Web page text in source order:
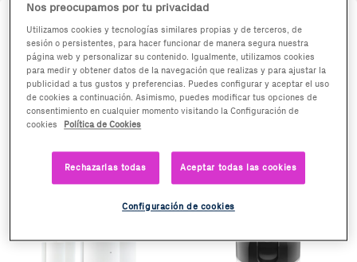
Altavoces inteligentes
Iluminación
Conectada
Nos preocupamos por tu privacidad
Utilizamos cookies y tecnologías similares propias y de terceros, de
sesión o persistentes, para hacer funcionar de manera segura nuestra
página web y personalizar su contenido. Igualmente, utilizamos cookies
para medir y obtener datos de la navegación que realizas y para ajustar la
publicidad a tus gustos y preferencias. Puedes configurar y aceptar el uso
de cookies a continuación. Asimismo, puedes modificar tus opciones de
consentimiento en cualquier momento visitando la Configuración de
cookies
Política de Cookies
Rechazarlas todas Aceptar todas las cookies
Configuración de cookies